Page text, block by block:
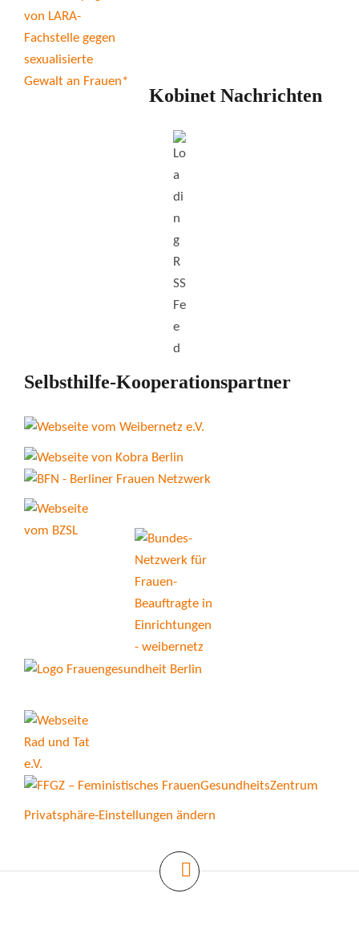
Kobinet Nachrichten
Selbsthilfe-Kooperationspartner
Privatsphäre-Einstellungen ändern